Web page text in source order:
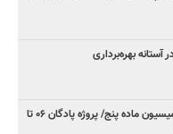
تصویب پارکینگ- پناهگاه‌ها در کمیسیون ماده پنج/ پروژه پادگان ۰۶ تا